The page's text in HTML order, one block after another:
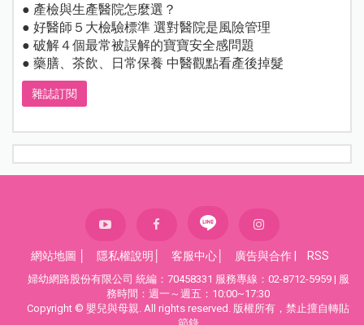
● 產檢與生產醫院怎麼選？
● 好醫師５大檢驗標準 選對醫院是風險管理
● 破解４個最常被誤解的寶寶安全感問題
● 藥膳、茶飲、日常保養 中醫觀點看產後掉髮
雜誌訂閱
網站地圖 隱私權說明 客服中心 廣告與合作 RSS
婦幼網路股份有限公司 統編：70458331 服務專線：02-8712-5959 | 服
務時間：週一～週五：10:00~17:30
Copyright © 嬰兒與母親. All rights reserved. 版權所有，禁止擅自轉貼